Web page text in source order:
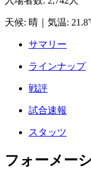
天候: 晴 気温:
サマリー
ラインナップ
戦評
試合速報
スタッツ
フォーメー